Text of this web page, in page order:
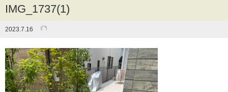
IMG_1737(1)
2023.7.16